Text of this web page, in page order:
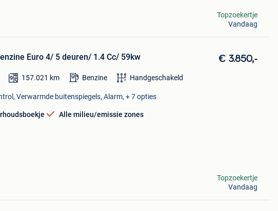
Topzoekertje
Vandaag
Euro 4/ 5 deuren/ 1.4 Cc/ 59kw € 3.850,-
157.021 km Benzine Handgeschakeld
Verwarmde buitenspiegels, Alarm, + 7 opties
Alle milieu/emissie zones
Topzoekertje
Vandaag